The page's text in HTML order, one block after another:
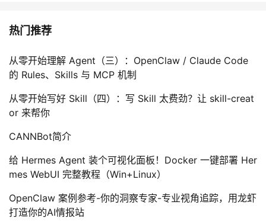
热门推荐
从零开始理解 Agent（三）：OpenClaw / Claude Code
的 Rules、Skills 与 MCP 机制
从零开始写好 Skill（四）：写 Skill 太费劲？让 skill-creat
or 来帮你
CANNBot简介
给 Hermes Agent 装个可视化面板！Docker 一键部署 Her
mes WebUI 完整教程（Win+Linux）
OpenClaw 案例参考-你的洞察专家-专业视角追踪，用龙虾
打造你的AI情报站